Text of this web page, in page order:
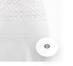
visibility